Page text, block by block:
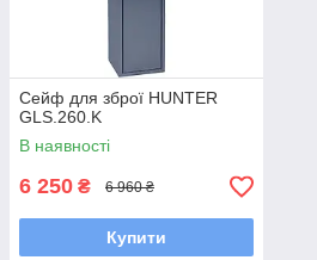
Сейф для зброї HUNTER
GLS.260.K
В наявності
6 250 ₴ 6 960 ₴
Купити